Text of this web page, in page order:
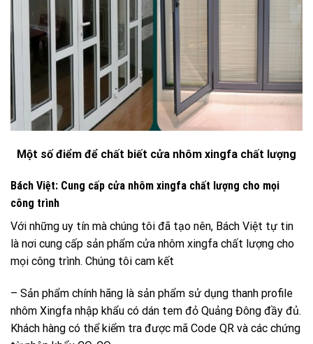
Một số điểm để chất biết cửa nhôm xingfa chất lượng
Bách Việt: Cung cấp cửa nhôm xingfa chất lượng cho mọi
công trình
Với những uy tín mà chúng tôi đã tạo nên, Bách Việt tự tin
là nơi cung cấp sản phẩm cửa nhôm xingfa chất lượng cho
mọi công trình. Chúng tôi cam kết
– Sản phẩm chính hãng là sản phẩm sử dụng thanh profile
nhôm Xingfa nhập khẩu có dán tem đỏ Quảng Đông đầy đủ.
Khách hàng có thể kiểm tra được mã Code QR và các chứng